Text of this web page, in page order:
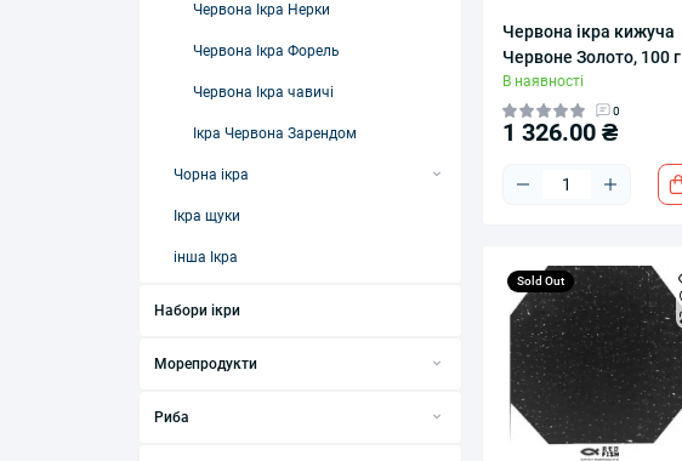
Червона Ікра Нерки
Червона Ікра Форель
Червона Ікра чавичі
Ікра Червона Зарендом
Чорна ікра
Ікра білуги
ікра осетра
Ікра щуки
інша Ікра
Набори ікри
Морепродукти
Риба
Червона ікра кижуча
Червоне Золото, 100 г
В наявності
0
1 326.00 ₴
Sold Out